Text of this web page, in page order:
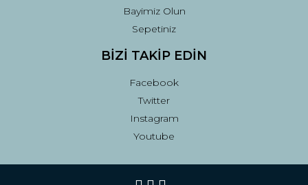
Bayimiz Olun
Sepetiniz
BİZİ TAKİP EDİN
Facebook
Twitter
Instagram
Youtube